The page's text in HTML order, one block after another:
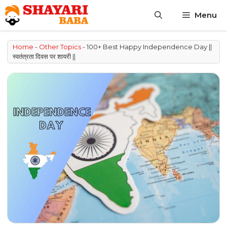
Skip
to
content
Menu
Home - Other Topics-100+ Best Happy Independence Day ||
स्वतंत्रता दिवस पर शायरी ||